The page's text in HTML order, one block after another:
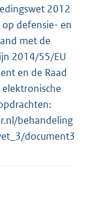
2012
defensie- en
met de
2014/55/EU
en de Raad
behandeling
document3